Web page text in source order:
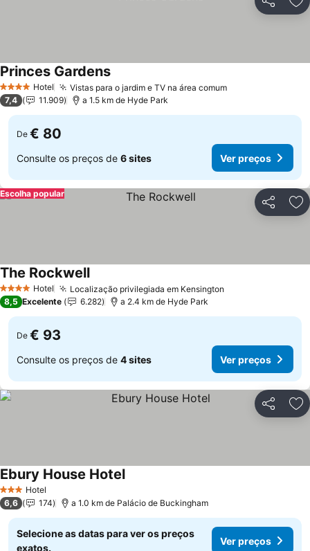
Partilhar
4 EstrelasHotel Vistas para o jardim e TV na área comum
Princes Gardens
7,4 11.909 a 1.5 km de Hyde Park
De € 80
Consulte os preços de 6 sites Ver preços
Partilhar
Escolha popular
4 EstrelasHotel Localização privilegiada em Kensington
The Rockwell
8,5 Excelente 6.282 a 2.4 km de Hyde Park
De € 93
Consulte os preços de 4 sites Ver preços
Partilhar
3 EstrelasHotel
Ebury House Hotel
6,6 174 a 1.0 km de Palácio de Buckingham
Selecione as datas para ver os preços
exatos.
Ver preços